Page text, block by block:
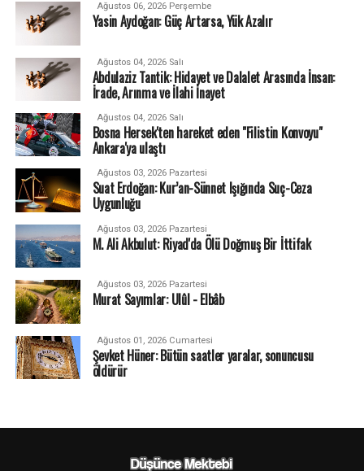
Ağustos 06, 2026 Perşembe
Yasin Aydoğan: Güç Artarsa, Yük Azalır
Ağustos 04, 2026 Salı
Abdulaziz Tantik: Hidayet ve Dalalet Arasında İnsan:
İrade, Arınma ve İlahi İnayet
Ağustos 04, 2026 Salı
Bosna Hersek'ten hareket eden "Filistin Konvoyu"
Ankara'ya ulaştı
Ağustos 03, 2026 Pazartesi
Suat Erdoğan: Kur’an-Sünnet Işığında Suç-Ceza
Uygunluğu
Ağustos 03, 2026 Pazartesi
M. Ali Akbulut: Riyad'da Ölü Doğmuş Bir İttifak
Ağustos 03, 2026 Pazartesi
Murat Sayımlar: Ulûl - Elbâb
Ağustos 01, 2026 Cumartesi
Şevket Hüner: Bütün saatler yaralar, sonuncusu
öldürür